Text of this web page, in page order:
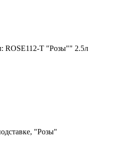
ROSE112-T "Розы"" 2.5л
"Розы"